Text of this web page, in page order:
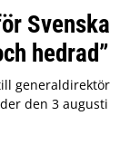
Svenska
hedrad”
generaldirektör
den 3 augusti